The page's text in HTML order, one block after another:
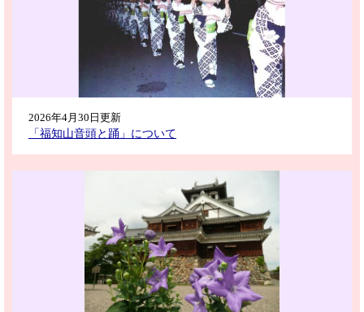
2026年4月30日更新
「福知山音頭と踊」について